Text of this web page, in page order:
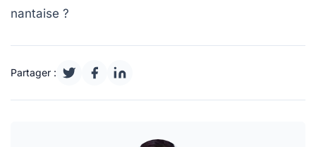
nantaise ?
Partager :